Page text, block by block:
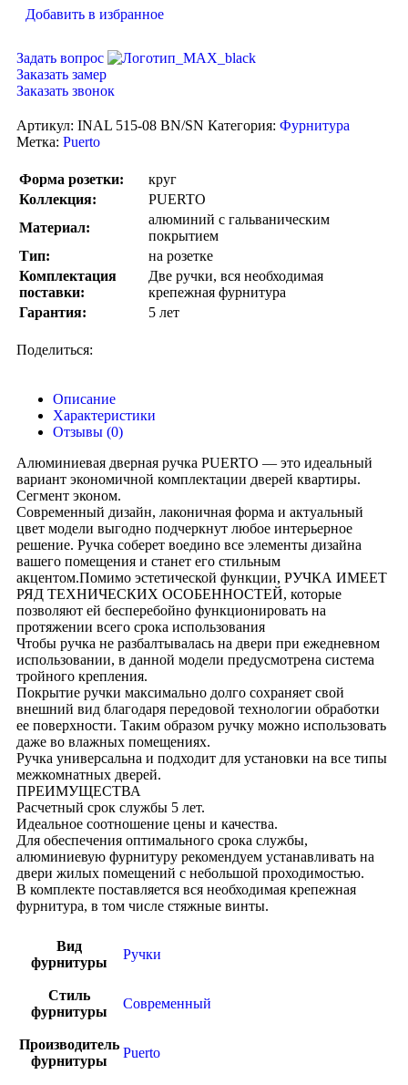
Добавить в избранное
Задать вопрос
Заказать замер
Заказать звонок
Артикул: INAL 515-08 BN/SN Категория: Фурнитура
Метка: Puerto
Форма розетки:
круг
Коллекция:
PUERTO
Материал:
алюминий с гальваническим
покрытием
Тип:
на розетке
Комплектация
поставки:
Две ручки, вся необходимая
крепежная фурнитура
Гарантия:
5 лет
Поделиться:
Описание
Характеристики
Отзывы (0)
Алюминиевая дверная ручка PUERTO — это идеальный
вариант экономичной комплектации дверей квартиры.
Сегмент эконом.
Современный дизайн, лаконичная форма и актуальный
цвет модели выгодно подчеркнут любое интерьерное
решение. Ручка соберет воедино все элементы дизайна
вашего помещения и станет его стильным
акцентом.Помимо эстетической функции, РУЧКА ИМЕЕТ
РЯД ТЕХНИЧЕСКИХ ОСОБЕННОСТЕЙ, которые
позволяют ей бесперебойно функционировать на
протяжении всего срока использования
Чтобы ручка не разбалтывалась на двери при ежедневном
использовании, в данной модели предусмотрена система
тройного крепления.
Покрытие ручки максимально долго сохраняет свой
внешний вид благодаря передовой технологии обработки
ее поверхности. Таким образом ручку можно использовать
даже во влажных помещениях.
Ручка универсальна и подходит для установки на все типы
межкомнатных дверей.
ПРЕИМУЩЕСТВА
Расчетный срок службы 5 лет.
Идеальное соотношение цены и качества.
Для обеспечения оптимального срока службы,
алюминиевую фурнитуру рекомендуем устанавливать на
двери жилых помещений с небольшой проходимостью.
В комплекте поставляется вся необходимая крепежная
фурнитура, в том числе стяжные винты.
Вид
фурнитуры
Ручки
Стиль
фурнитуры
Современный
Производитель
фурнитуры
Puerto